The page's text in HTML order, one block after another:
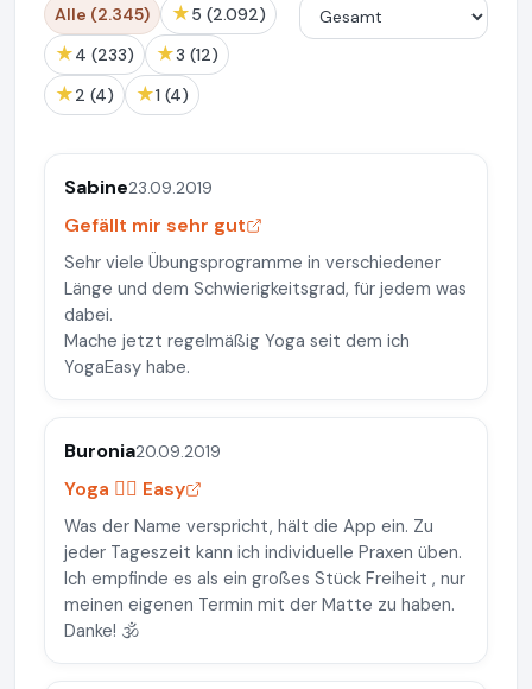
Alle (2.345) ★ 5 (2.092)
★ 4 (233) ★ 3 (12)
★ 2 (4) ★ 1 (4)
Sabine23.09.2019
Gefällt mir sehr gut
Sehr viele Übungsprogramme in verschiedener
Länge und dem Schwierigkeitsgrad, für jedem was
dabei.
Mache jetzt regelmäßig Yoga seit dem ich
YogaEasy habe.
Buronia20.09.2019
Yoga 🧘‍♀️ Easy
Was der Name verspricht, hält die App ein. Zu
jeder Tageszeit kann ich individuelle Praxen üben.
Ich empfinde es als ein großes Stück Freiheit , nur
meinen eigenen Termin mit der Matte zu haben.
Danke! 🕉